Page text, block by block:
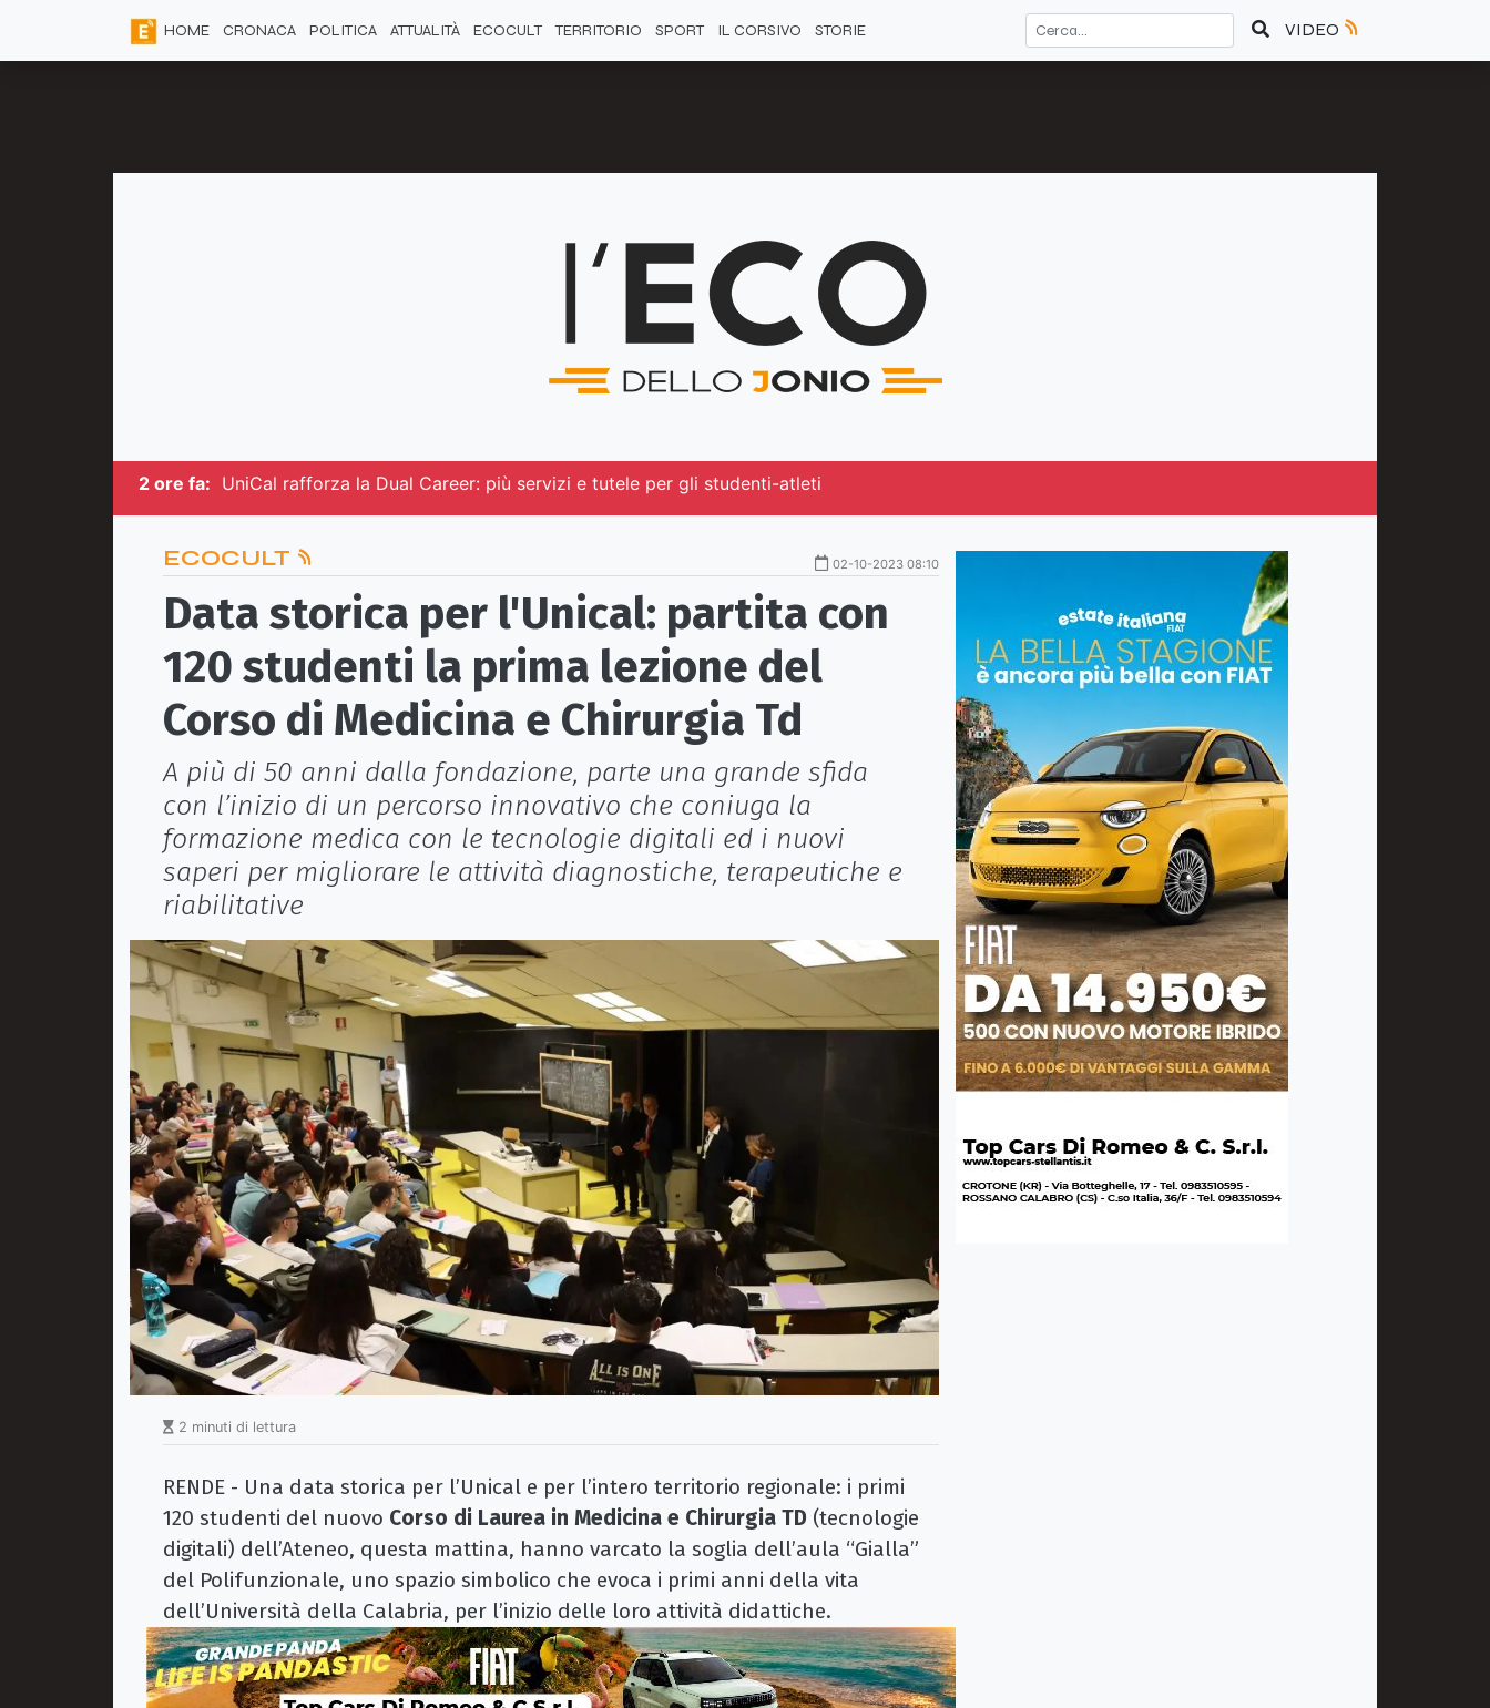
HOME CRONACA POLITICA ATTUALITÀ ECOCULT TERRITORIO SPORT IL CORSIVO STORIE VIDEO
2 ore fa: UniCal rafforza la Dual Career: più servizi e tutele per gli studenti-atleti
ECOCULT 02-10-2023 08:10
Data storica per l'Unical: partita con
120 studenti la prima lezione del
Corso di Medicina e Chirurgia Td
A più di 50 anni dalla fondazione, parte una grande sfida
con l’inizio di un percorso innovativo che coniuga la
formazione medica con le tecnologie digitali ed i nuovi
saperi per migliorare le attività diagnostiche, terapeutiche e
riabilitative
2 minuti di lettura
RENDE - Una data storica per l’Unical e per l’intero territorio regionale: i primi
120 studenti del nuovo Corso di Laurea in Medicina e Chirurgia TD (tecnologie
digitali) dell’Ateneo, questa mattina, hanno varcato la soglia dell’aula “Gialla”
del Polifunzionale, uno spazio simbolico che evoca i primi anni della vita
dell’Università della Calabria, per l’inizio delle loro attività didattiche.